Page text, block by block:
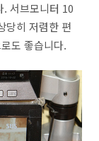
. 서브모니터 10
당히 저렴한 편
도 좋습니다.